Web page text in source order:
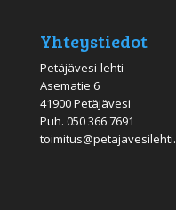
Yhteystiedot
Petäjävesi-lehti
Asematie 6
41900 Petäjävesi
Puh. 050 366 7691